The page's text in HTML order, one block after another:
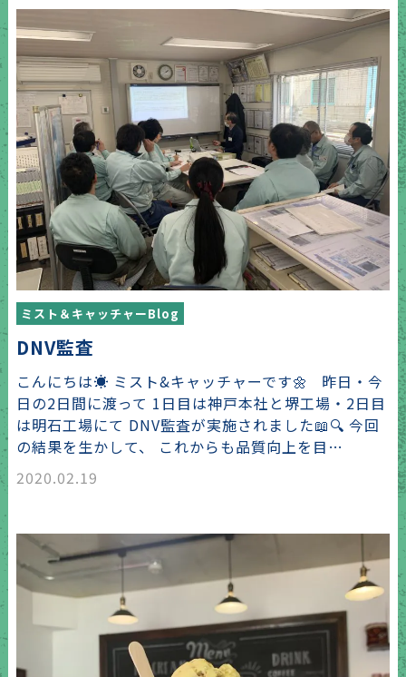
ミスト＆キャッチャーBlog
DNV監査
こんにちは☀️ ミスト&キャッチャーです🌼 昨日・今
日の2日間に渡って 1日目は神戸本社と堺工場・2日目
は明石工場にて DNV監査が実施されました📖🔍 今回
の結果を生かして、 これからも品質向上を目…
2020.02.19